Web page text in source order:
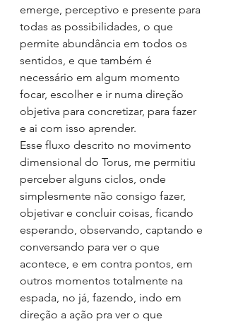
emerge, perceptivo e presente para
todas as possibilidades, o que
permite abundância em todos os
sentidos, e que também é
necessário em algum momento
focar, escolher e ir numa direção
objetiva para concretizar, para fazer
e ai com isso aprender.
Esse fluxo descrito no movimento
dimensional do Torus, me permitiu
perceber alguns ciclos, onde
simplesmente não consigo fazer,
objetivar e concluir coisas, ficando
esperando, observando, captando e
conversando para ver o que
acontece, e em contra pontos, em
outros momentos totalmente na
espada, no já, fazendo, indo em
direção a ação pra ver o que